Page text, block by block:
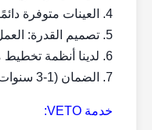
4. العينات متوفرة دائمًا لفحص الجودة ويمكن إرسالها إليك بسرعة كبيرة.
5. تصميم القدرة: العمل الفني / دليل التعليمات / تصميم المنتج وفقا لمتطلبات العملاء.
6. لدينا أنظمة تخطيط موارد المؤسسات الخاصة بنا: تقصير المهل الزمنية بتكلفة منخفضة مع تخطيط الإنتاج استجابة.
7. الضمان (1-3 سنوات).
خدمة VETO: